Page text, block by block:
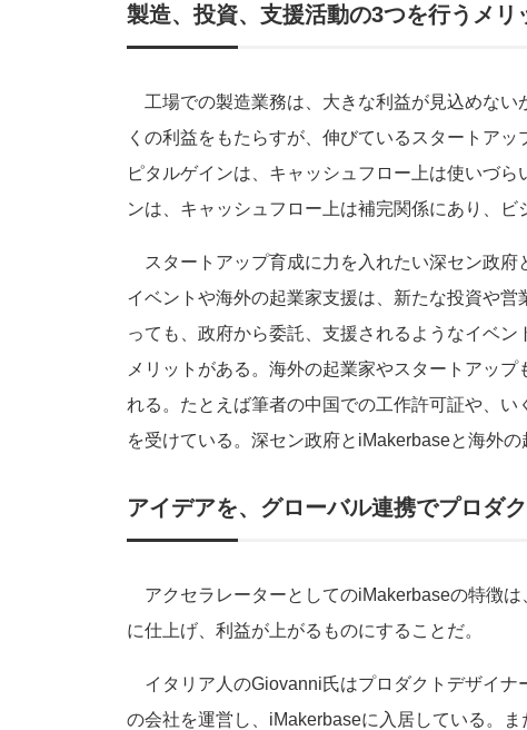
製造、投資、支援活動の3つを行うメリ
工場での製造業務は、大きな利益が見込めない
くの利益をもたらすが、伸びているスタートア
ピタルゲインは、キャッシュフロー上は使いづ
ンは、キャッシュフロー上は補完関係にあり、ビ
スタートアップ育成に力を入れたい深セン政府
イベントや海外の起業家支援は、新たな投資や
っても、政府から委託、支援されるようなイベ
メリットがある。海外の起業家やスタートアッ
れる。たとえば筆者の中国での工作許可証や、
を受けている。深セン政府とiMakerbaseと海外
アイデアを、グローバル連携でプロダ
アクセラレーターとしてのiMakerbaseの特徴は
に仕上げ、利益が上がるものにすることだ。
イタリア人のGiovanni氏はプロダクトデザイナ
の会社を運営し、iMakerbaseに入居している。